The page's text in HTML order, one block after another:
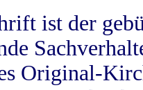
ist der
Original-